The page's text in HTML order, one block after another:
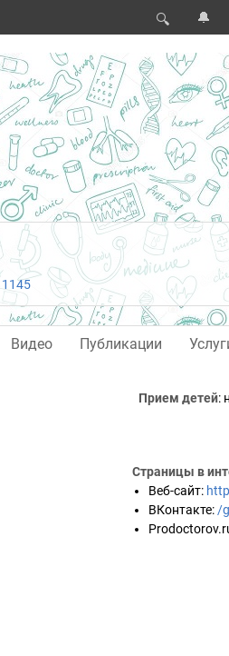
🔍 🔔
1145
Видео Публикации
Прием детей:
Страницы в
Веб-сайт:
ВКонтакте: /